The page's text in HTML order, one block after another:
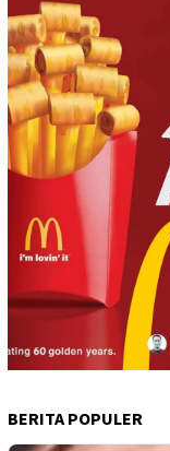
BERITA POPULER